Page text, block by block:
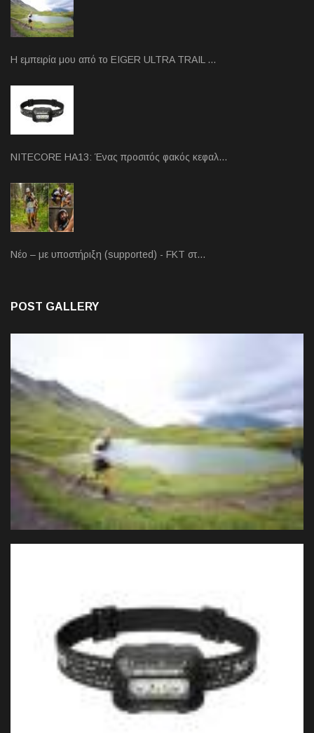
Η εμπειρία μου από το EIGER ULTRA TRAIL …
NITECORE HA13: Ένας προσιτός φακός κεφαλ…
Νέο – με υποστήριξη (supported) - FKT στ…
POST GALLERY